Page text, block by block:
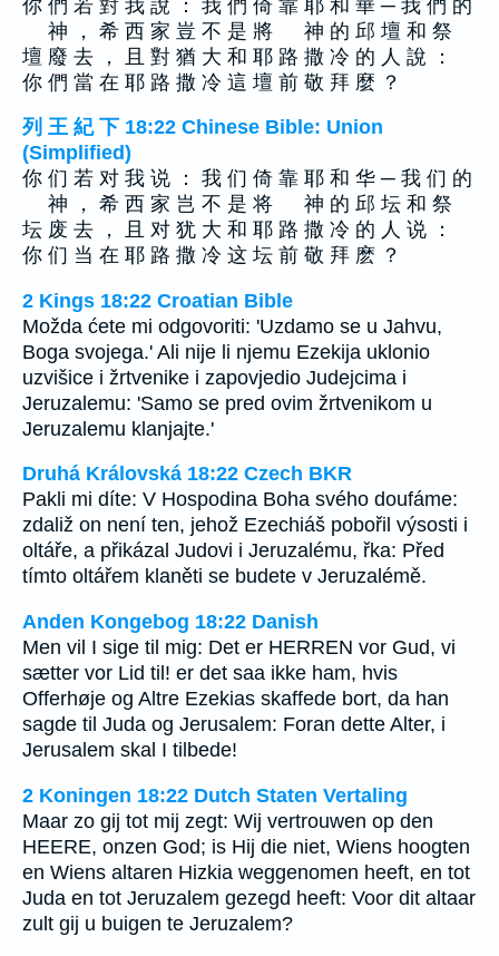
你 們 若 對 我 說 ： 我 們 倚 靠 耶 和 華 ─ 我 們 的
神 ， 希 西 家 豈 不 是 將 神 的 邱 壇 和 祭
壇 廢 去 ， 且 對 猶 大 和 耶 路 撒 冷 的 人 說 ：
你 們 當 在 耶 路 撒 冷 這 壇 前 敬 拜 麼 ？
列 王 紀 下 18:22 Chinese Bible: Union
(Simplified)
你 们 若 对 我 说 ： 我 们 倚 靠 耶 和 华 ─ 我 们 的
神 ， 希 西 家 岂 不 是 将 神 的 邱 坛 和 祭
坛 废 去 ， 且 对 犹 大 和 耶 路 撒 冷 的 人 说 ：
你 们 当 在 耶 路 撒 冷 这 坛 前 敬 拜 麽 ？
2 Kings 18:22 Croatian Bible
Možda ćete mi odgovoriti: 'Uzdamo se u Jahvu,
Boga svojega.' Ali nije li njemu Ezekija uklonio
uzvišice i žrtvenike i zapovjedio Judejcima i
Jeruzalemu: 'Samo se pred ovim žrtvenikom u
Jeruzalemu klanjajte.'
Druhá Královská 18:22 Czech BKR
Pakli mi díte: V Hospodina Boha svého doufáme:
zdaliž on není ten, jehož Ezechiáš pobořil výsosti i
oltáře, a přikázal Judovi i Jeruzalému, řka: Před
tímto oltářem klaněti se budete v Jeruzalémě.
Anden Kongebog 18:22 Danish
Men vil I sige til mig: Det er HERREN vor Gud, vi
sætter vor Lid til! er det saa ikke ham, hvis
Offerhøje og Altre Ezekias skaffede bort, da han
sagde til Juda og Jerusalem: Foran dette Alter, i
Jerusalem skal I tilbede!
2 Koningen 18:22 Dutch Staten Vertaling
Maar zo gij tot mij zegt: Wij vertrouwen op den
HEERE, onzen God; is Hij die niet, Wiens hoogten
en Wiens altaren Hizkia weggenomen heeft, en tot
Juda en tot Jeruzalem gezegd heeft: Voor dit altaar
zult gij u buigen te Jeruzalem?